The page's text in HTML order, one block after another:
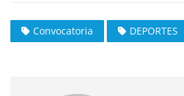
Convocatoria DEPORTES